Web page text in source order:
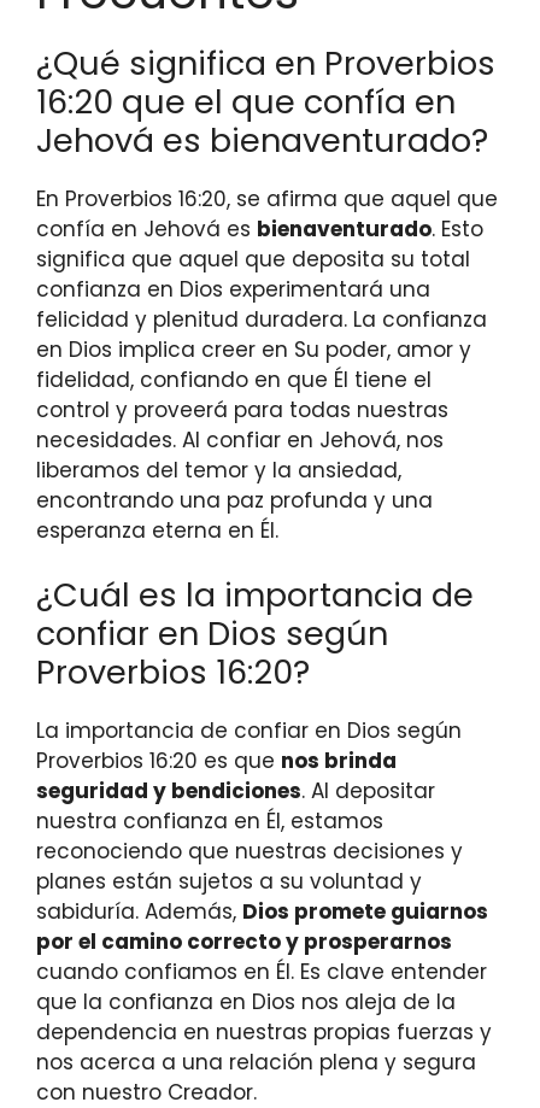
¿Qué significa en Proverbios
16:20 que el que confía en
Jehová es bienaventurado?
En Proverbios 16:20, se afirma que aquel que
confía en Jehová es bienaventurado. Esto
significa que aquel que deposita su total
confianza en Dios experimentará una
felicidad y plenitud duradera. La confianza
en Dios implica creer en Su poder, amor y
fidelidad, confiando en que Él tiene el
control y proveerá para todas nuestras
necesidades. Al confiar en Jehová, nos
liberamos del temor y la ansiedad,
encontrando una paz profunda y una
esperanza eterna en Él.
¿Cuál es la importancia de
confiar en Dios según
Proverbios 16:20?
La importancia de confiar en Dios según
Proverbios 16:20 es que nos brinda
seguridad y bendiciones. Al depositar
nuestra confianza en Él, estamos
reconociendo que nuestras decisiones y
planes están sujetos a su voluntad y
sabiduría. Además, Dios promete guiarnos
por el camino correcto y prosperarnos
cuando confiamos en Él. Es clave entender
que la confianza en Dios nos aleja de la
dependencia en nuestras propias fuerzas y
nos acerca a una relación plena y segura
con nuestro Creador.